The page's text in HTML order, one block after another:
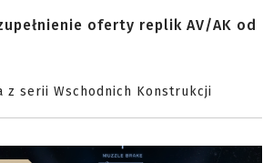
oferty replik AV/AK od
z serii Wschodnich Konstrukcji